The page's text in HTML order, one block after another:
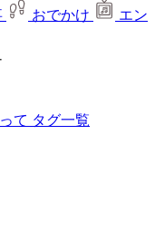
おでかけ
エン
て タグ一覧